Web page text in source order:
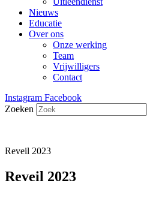
Nieuws
Educatie
Over ons
Onze werking
Team
Vrijwilligers
Contact
Instagram Facebook
Zoeken
Reveil 2023
Reveil 2023